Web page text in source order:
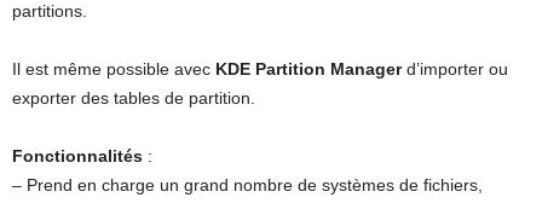
partitions.
Il est même possible avec KDE Partition Managerd’importer ou
exporter des tables de partition.
Fonctionnalités :
– Prend en charge un grand nombre de systèmes de fichiers,